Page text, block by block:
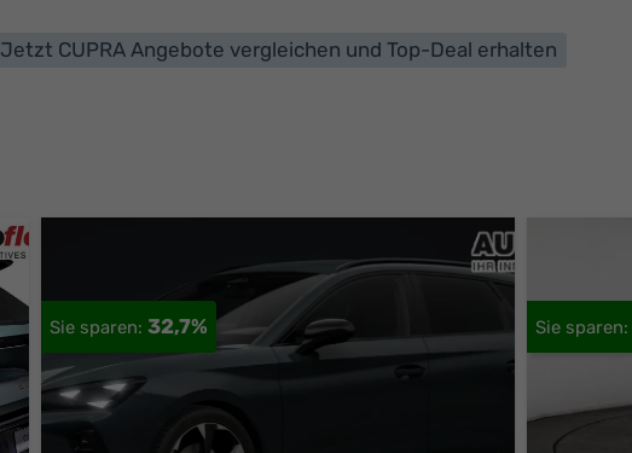
Jetzt CUPRA Angebote vergleichen und Top-Deal erhalten
32,7%